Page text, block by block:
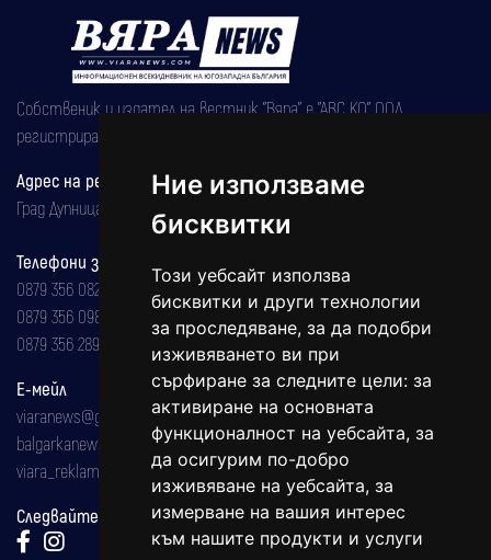
Ние използваме
бисквитки
Този уебсайт използва
бисквитки и други технологии
за проследяване, за да подобри
изживяването ви при
сърфиране за следните цели: за
активиране на основната
функционалност на уебсайта, за
да осигурим по-добро
изживяване на уебсайта, за
измерване на вашия интерес
към нашите продукти и услуги
Собственик и издател на вестник "Вяра" е "АВС КО" ООД,
регистрирана на 08.05.2002 година.
Адрес на редакцията
Град Дупница, ул.''Христо Ботев" 43
Телефони за реклама и абонаменти
0879 356 082
0879 356 098
0879 356 289
Е-мейл
viaranews@gmail.com
balgarkanews@gmail.com
viara_reklama@mail.bg
Следвайте ни: